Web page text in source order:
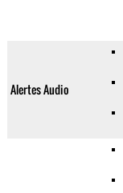
Alertes Audio